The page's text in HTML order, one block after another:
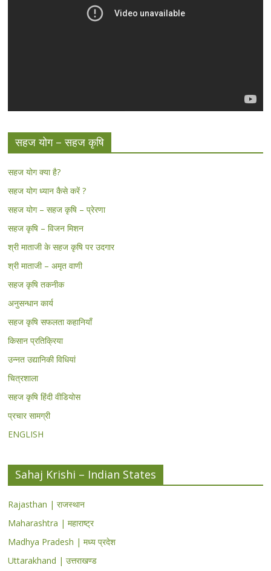
सहज योग – सहज कृषि
सहज योग क्या है?
सहज योग ध्यान कैसे करें ?
सहज योग – सहज कृषि – प्रेरणा
सहज कृषि – विजन मिशन
श्री माताजी के सहज कृषि पर उदगार
श्री माताजी – अमृत वाणी
सहज कृषि तकनीक
अनुसन्धान कार्य
सहज कृषि सफलता कहानियाँ
किसान प्रतिक्रिया
उन्नत उद्यानिकी विधियां
चित्रशाला
सहज कृषि हिंदी वीडियोस
प्रचार सामग्री
ENGLISH
Sahaj Krishi – Indian States
Rajasthan | राजस्थान
Maharashtra | महाराष्ट्र
Madhya Pradesh | मध्य प्रदेश
Uttarakhand | उत्तराखण्ड